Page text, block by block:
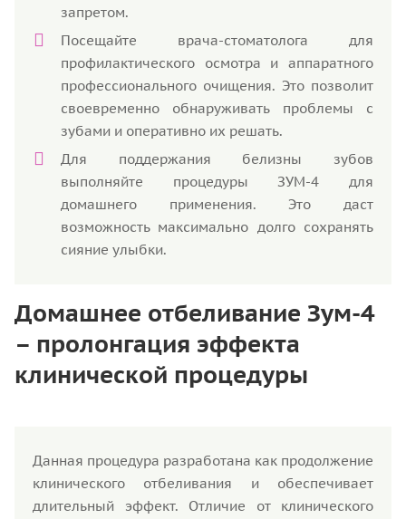
запретом.
Посещайте врача-стоматолога для
профилактического осмотра и аппаратного
профессионального очищения. Это позволит
своевременно обнаруживать проблемы с
зубами и оперативно их решать.
Для поддержания белизны зубов
выполняйте процедуры ЗУМ-4 для
домашнего применения. Это даст
возможность максимально долго сохранять
сияние улыбки.
Домашнее отбеливание Зум-4
– пролонгация эффекта
клинической процедуры
Данная процедура разработана как продолжение
клинического отбеливания и обеспечивает
длительный эффект. Отличие от клинического